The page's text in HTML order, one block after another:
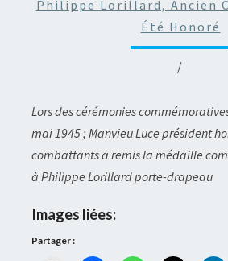
Philippe Lorillard, Ancien
Été Honoré
/
Lors des cérémonies
mai 1945 ; Manvieu Luce président
combattants a remis la médaille
à Philippe Lorillard porte-drapeau
Images liées:
Partager :